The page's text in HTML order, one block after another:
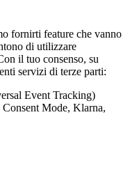
fornirti feature che vanno
di utilizzare
il tuo consenso, su
servizi di terze parti:
Event Tracking)
Mode, Klarna,